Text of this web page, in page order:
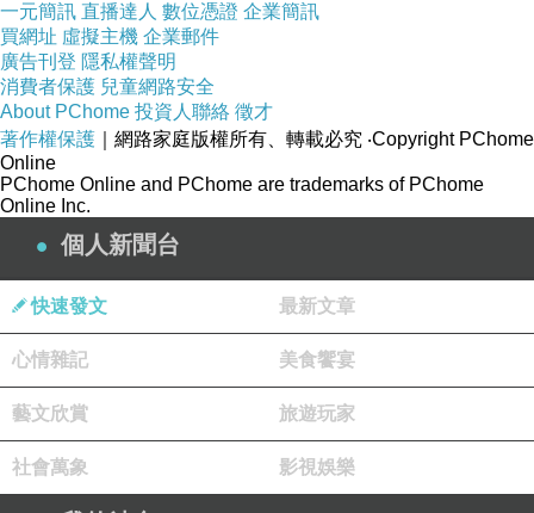
一元簡訊 直播達人 數位憑證 企業簡訊
買網址 虛擬主機 企業郵件
廣告刊登 隱私權聲明
消費者保護 兒童網路安全
About PChome 投資人聯絡 徵才
著作權保護 ｜網路家庭版權所有、轉載必究 ‧Copyright PChome
Online
PChome Online and PChome are trademarks of PChome
Online Inc.
個人新聞台
快速發文 最新文章
心情雜記 美食饗宴
藝文欣賞 旅遊玩家
社會萬象 影視娛樂